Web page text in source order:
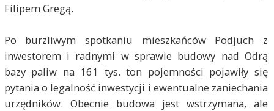
Filipem Gregą.
Po burzliwym spotkaniu mieszkańców Podjuch z
inwestorem i radnymi w sprawie budowy nad Odrą
bazy paliw na 161 tys. ton pojemności pojawiły się
pytania o legalność inwestycji i ewentualne zaniechania
urzędników. Obecnie budowa jest wstrzymana, ale